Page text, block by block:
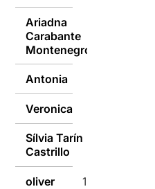
Ariadna
Carabante
Montenegro
Antonia
Veronica
Sílvia Tarín
Castrillo
oliver 10/01/2017